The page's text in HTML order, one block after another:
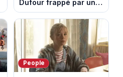
Dufour frappé par un
terrible incendie : son
chalet part en fumée
People